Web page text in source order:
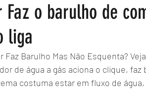
Zona sul RJ
Faz o barulho de
liga
Faz Barulho Mas Não Esquenta?
de água a gás aciona o clique,
costuma estar em fluxo de